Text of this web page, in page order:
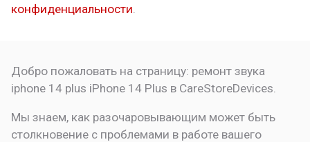
конфиденциальности.
Добро пожаловать на страницу: ремонт звука
iphone 14 plus iPhone 14 Plus в CareStoreDevices.
Мы знаем, как разочаровывающим может быть
столкновение с проблемами в работе вашего